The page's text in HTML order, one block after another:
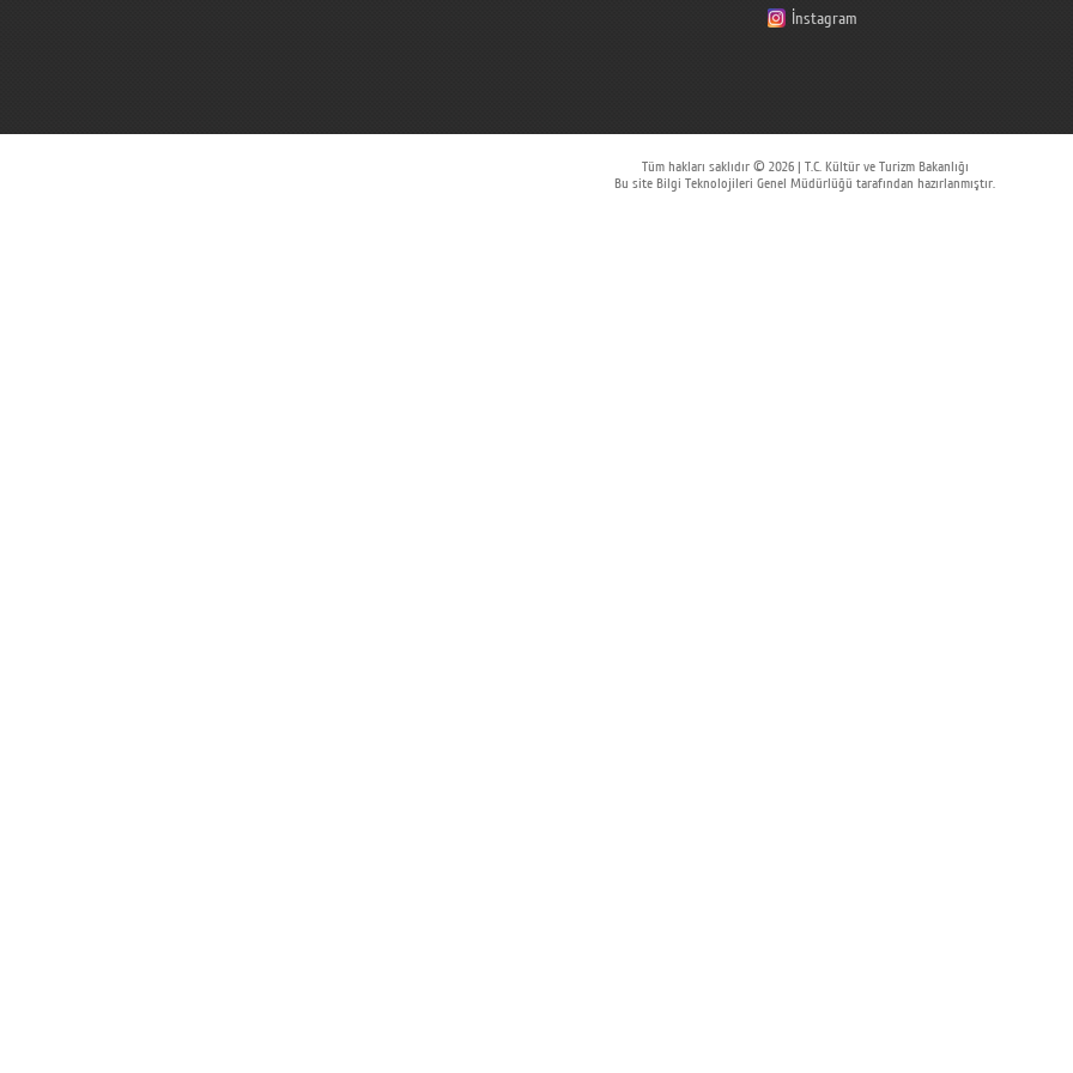
İnstagram
Tüm hakları saklıdır © 2026 | T.C. Kültür ve Turizm Bakanlığı
Bu site Bilgi Teknolojileri Genel Müdürlüğü tarafından hazırlanmıştır.